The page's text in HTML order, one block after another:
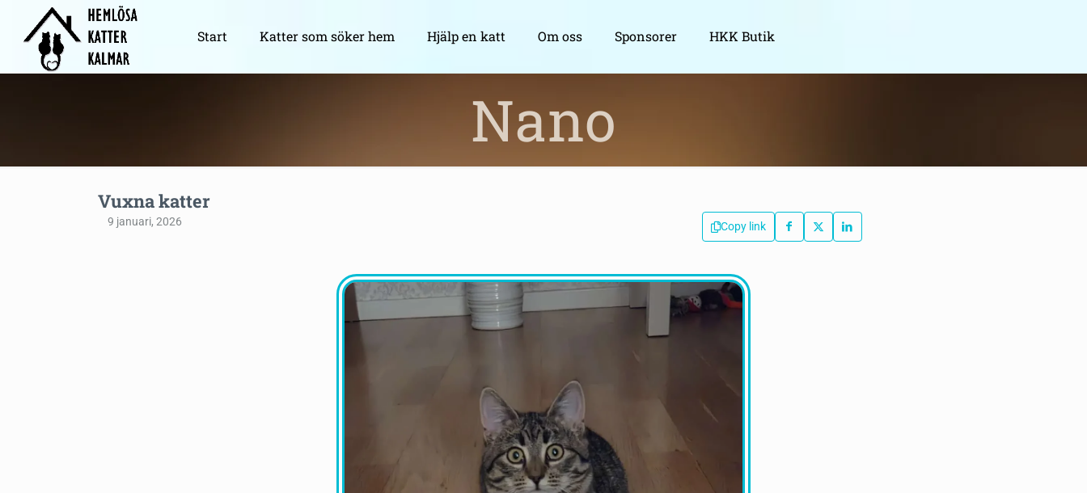
Start Katter som söker hem Hjälp en katt Om oss Sponsorer HKK Butik
Nano
Vuxna katter
9 januari, 2026 Copy link